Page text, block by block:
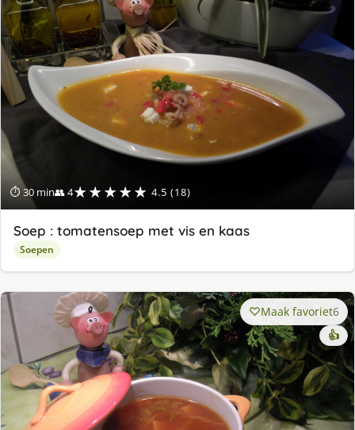
⏱ 30 min👥 4★★★★★ 4.5 (18)
Soep : tomatensoep met vis en kaas
Soepen
Maak favoriet6
👍